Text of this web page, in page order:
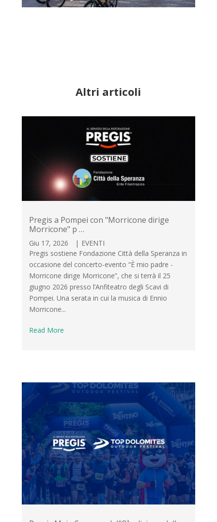
Altri articoli
Pregis a Pompei con "Morricone dirige
Morricone" p …
Giu 17, 2026 | EVENTI
Pregis sostiene Fondazione Città della Speranza in
occasione del concerto-evento “È mio padre -
Morricone dirige Morricone”, che si terrà il 25
giugno 2026 presso l’Anfiteatro degli Scavi di
Pompei. Una serata in cui la musica di Ennio
Morricone...
Read More